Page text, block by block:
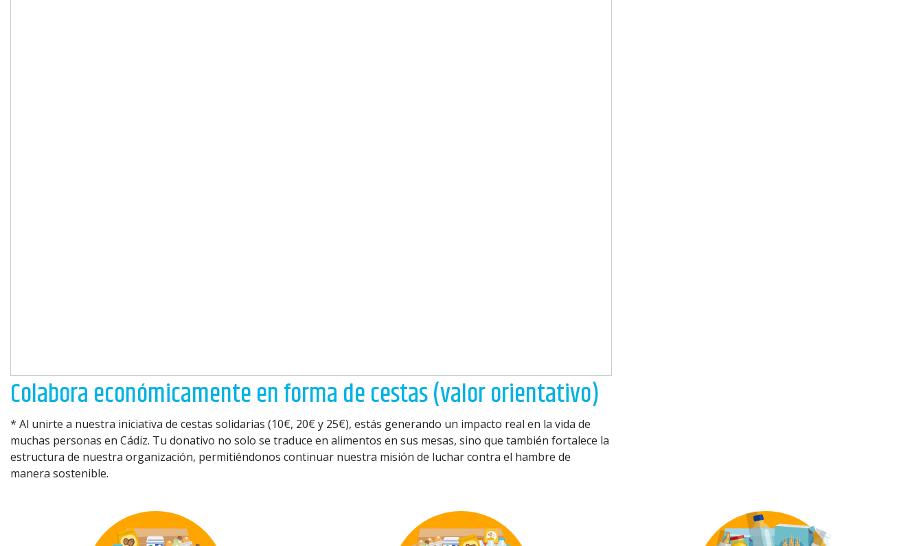
Colabora económicamente en forma de cestas (valor orientativo)
* Al unirte a nuestra iniciativa de cestas solidarias (10€, 20€ y 25€), estás generando un impacto real en la vida de
muchas personas en Cádiz. Tu donativo no solo se traduce en alimentos en sus mesas, sino que también fortalece la
estructura de nuestra organización, permitiéndonos continuar nuestra misión de luchar contra el hambre de
manera sostenible.